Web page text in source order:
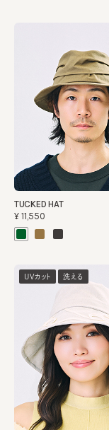
TUCKED HAT
¥11,550
UVカット 洗える